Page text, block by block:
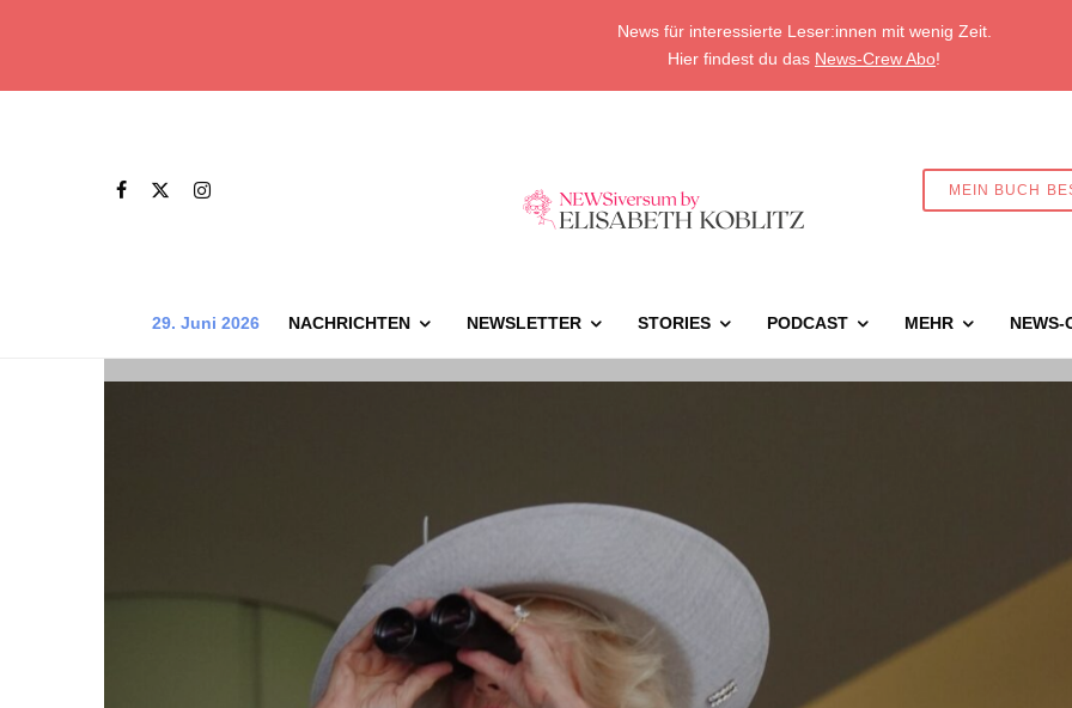
News für interessierte Leser:innen mit wenig Zeit.
Hier findest du das News-Crew Abo!
MEIN BUCH
29. Juni 2026 NACHRICHTEN NEWSLETTER STORIES PODCAST MEHR NEWS-